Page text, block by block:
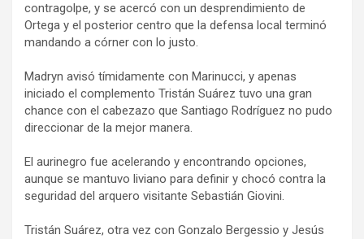
contragolpe, y se acercó con un desprendimiento de
Ortega y el posterior centro que la defensa local terminó
mandando a córner con lo justo.
Madryn avisó tímidamente con Marinucci, y apenas
iniciado el complemento Tristán Suárez tuvo una gran
chance con el cabezazo que Santiago Rodríguez no pudo
direccionar de la mejor manera.
El aurinegro fue acelerando y encontrando opciones,
aunque se mantuvo liviano para definir y chocó contra la
seguridad del arquero visitante Sebastián Giovini.
Tristán Suárez, otra vez con Gonzalo Bergessio y Jesús